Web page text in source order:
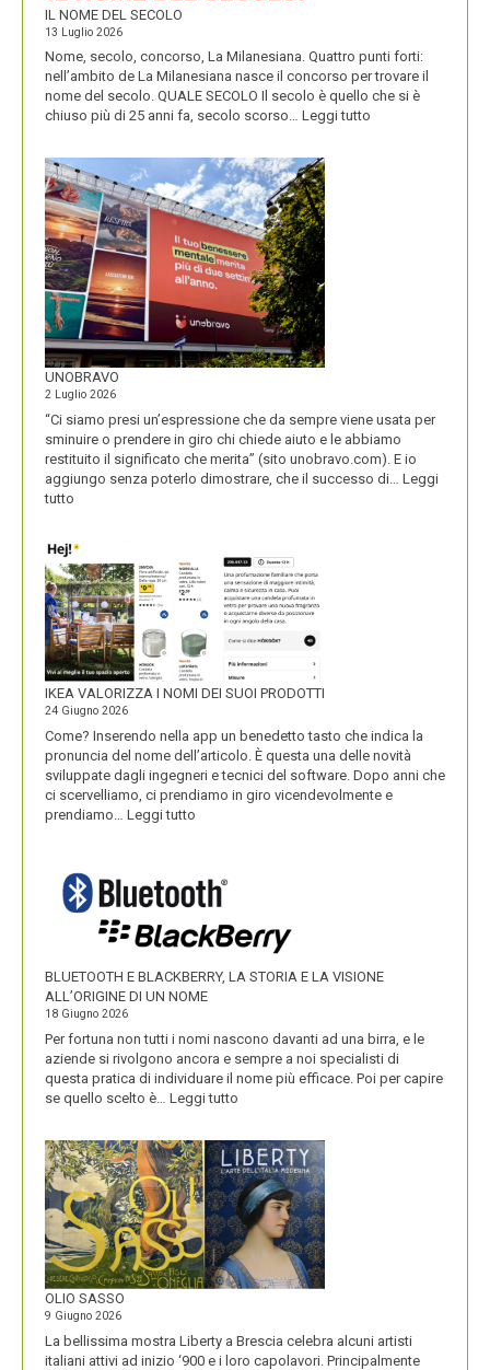
IL NOME DEL SECOLO
13 Luglio 2026
Nome, secolo, concorso, La Milanesiana. Quattro punti forti:
nell’ambito de La Milanesiana nasce il concorso per trovare il
nome del secolo. QUALE SECOLO Il secolo è quello che si è
chiuso più di 25 anni fa, secolo scorso… Leggi tutto
UNOBRAVO
2 Luglio 2026
“Ci siamo presi un’espressione che da sempre viene usata per
sminuire o prendere in giro chi chiede aiuto e le abbiamo
restituito il significato che merita” (sito unobravo.com). E io
aggiungo senza poterlo dimostrare, che il successo di… Leggi
tutto
IKEA VALORIZZA I NOMI DEI SUOI PRODOTTI
24 Giugno 2026
Come? Inserendo nella app un benedetto tasto che indica la
pronuncia del nome dell’articolo. È questa una delle novità
sviluppate dagli ingegneri e tecnici del software. Dopo anni che
ci scervelliamo, ci prendiamo in giro vicendevolmente e
prendiamo… Leggi tutto
NOMI
DEI
SUOI
PRODOTTI
BLUETOOTH E BLACKBERRY, LA STORIA E LA VISIONE
ALL’ORIGINE DI UN NOME
18 Giugno 2026
Per fortuna non tutti i nomi nascono davanti ad una birra, e le
aziende si rivolgono ancora e sempre a noi specialisti di
questa pratica di individuare il nome più efficace. Poi per capire
se quello scelto è… Leggi tutto
BLACKBERRY,
LA
STORIA
E
LA
VISIONE
ALL’ORIGINE
DI
NOME
OLIO SASSO
9 Giugno 2026
La bellissima mostra Liberty a Brescia celebra alcuni artisti
italiani attivi ad inizio ‘900 e i loro capolavori. Principalmente